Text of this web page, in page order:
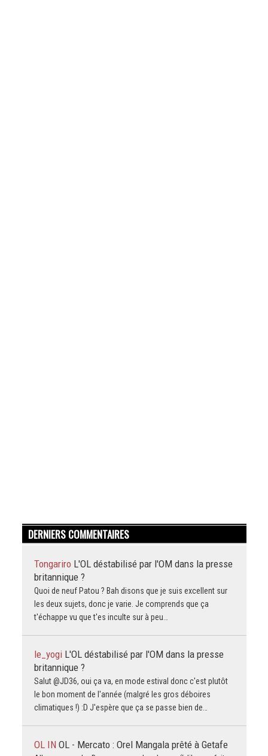
DERNIERS COMMENTAIRES
Tongariro L'OL déstabilisé par l'OM dans la presse
britannique ?
Quoi de neuf Patou ? Bah disons que je suis excellent sur
les deux sujets, donc je varie. Je comprends que ça
t'échappe vu que t'es inculte sur à peu…
le_yogi L'OL déstabilisé par l'OM dans la presse
britannique ?
Salut @JD36, oui ça va, en mode estival donc c'est plutôt
le bon moment de l'année (malgré les gros déboires
climatiques !) :D J'espère que ça se passe bien de…
OL IN OL - Mercato : Orel Mangala prêté à Getafe